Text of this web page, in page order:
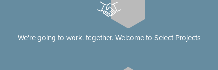
We're going to work. together. Welcome to Select Projects